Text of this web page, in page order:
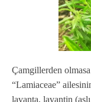
Çamgillerden
“Lamiaceae”
lavanta, lavantin